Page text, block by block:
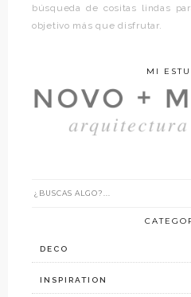
búsqueda de cositas lindas
objetivo más que disfrutar.
MI
DECO
INSPIRATION